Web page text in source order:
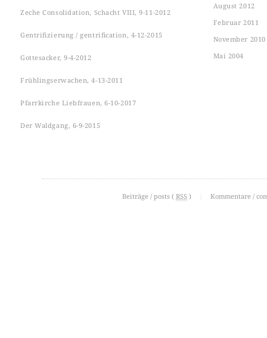
Zeche Consolidation, Schacht VIII, 9-11-2012
Gentrifizierung / gentrification, 4-12-2015
Gottesacker, 9-4-2012
Frühlingserwachen, 4-13-2011
Pfarrkirche Liebfrauen, 6-10-2017
Der Waldgang, 6-9-2015
August 2012
Februar 2011
November 2010
Mai 2004
Beiträge / posts ( RSS ) Kommentare /